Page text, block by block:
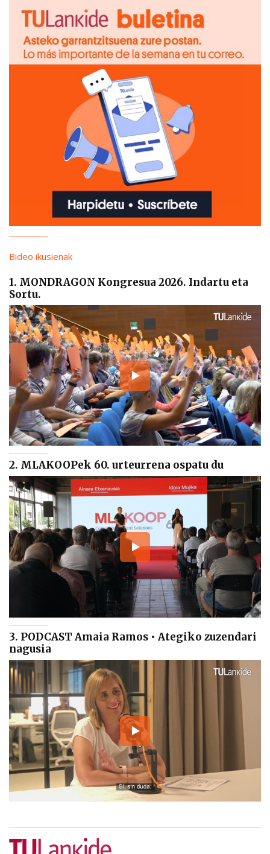
Bideo ikusienak
1. MONDRAGON Kongresua 2026. Indartu eta
Sortu.
2. MLAKOOPek 60. urteurrena ospatu du
3. PODCAST Amaia Ramos • Ategiko zuzendari
nagusia